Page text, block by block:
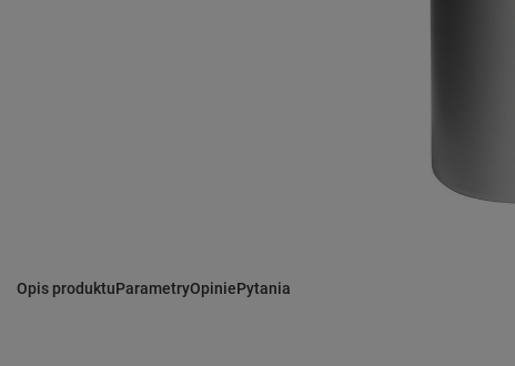
Opis produktuParametryOpiniePytania